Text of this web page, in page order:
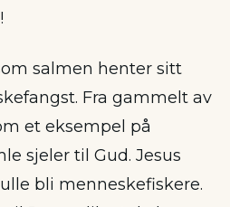
salmen henter sitt
Fra gammelt av
et eksempel på
sjeler til Gud. Jesus
bli menneskefiskere.